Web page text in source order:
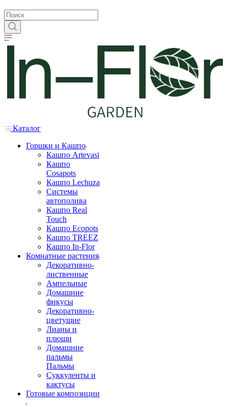
Каталог
Горшки и Кашпо
Кашпо Artevasi
Кашпо
Cosapots
Кашпо Lechuza
Системы
автополива
Кашпо Real
Touch
Кашпо Ecopots
Кашпо TREEZ
Кашпо In-Flor
Комнатные растения
Декоративно-
лиственные
Ампельные
Домашние
фикусы
Декоративно-
цветущие
Лианы и
плющи
Домашние
пальмы
Пальмы
Суккуленты и
кактусы
Готовые композиции